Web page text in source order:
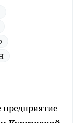
предприятие